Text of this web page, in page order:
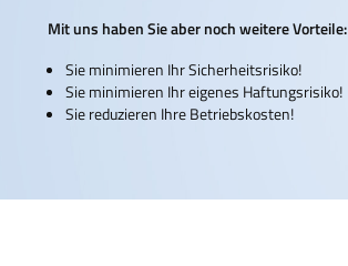
Mit uns haben Sie aber noch weitere Vorteile:
Sie minimieren Ihr Sicherheitsrisiko!
Sie minimieren Ihr eigenes Haftungsrisiko!
Sie reduzieren Ihre Betriebskosten!